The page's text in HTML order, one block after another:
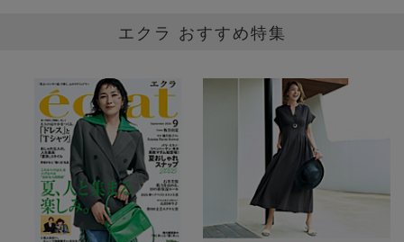
エクラ おすすめ特集